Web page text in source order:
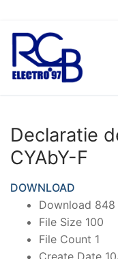
Sari
conținut
Declaratie
CYAbY-F
DOWNLOAD
Download 848
File Size 100
File Count 1
Create Date